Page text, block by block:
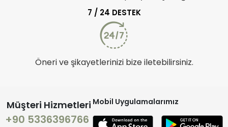
7 / 24 DESTEK
Öneri ve şikayetlerinizi bize iletebilirsiniz.
Müşteri Hizmetleri
+90 5336396766
Mobil Uygulamalarımız